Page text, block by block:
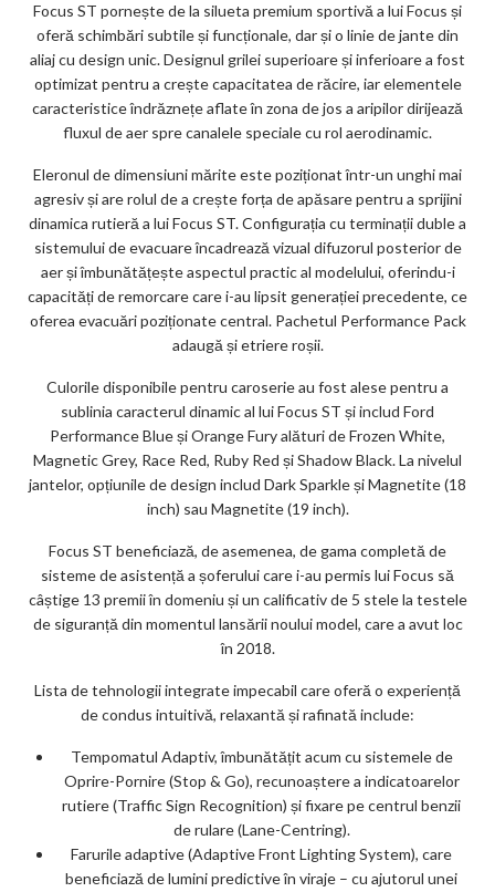
Focus ST pornește de la silueta premium sportivă a lui Focus și
oferă schimbări subtile și funcționale, dar și o linie de jante din
aliaj cu design unic. Designul grilei superioare și inferioare a fost
optimizat pentru a crește capacitatea de răcire, iar elementele
caracteristice îndrăznețe aflate în zona de jos a aripilor dirijează
fluxul de aer spre canalele speciale cu rol aerodinamic.
Eleronul de dimensiuni mărite este poziționat într-un unghi mai
agresiv și are rolul de a crește forța de apăsare pentru a sprijini
dinamica rutieră a lui Focus ST. Configurația cu terminații duble a
sistemului de evacuare încadrează vizual difuzorul posterior de
aer și îmbunătățește aspectul practic al modelului, oferindu-i
capacități de remorcare care i-au lipsit generației precedente, ce
oferea evacuări poziționate central. Pachetul Performance Pack
adaugă și etriere roșii.
Culorile disponibile pentru caroserie au fost alese pentru a
sublinia caracterul dinamic al lui Focus ST și includ Ford
Performance Blue și Orange Fury alături de Frozen White,
Magnetic Grey, Race Red, Ruby Red și Shadow Black. La nivelul
jantelor, opțiunile de design includ Dark Sparkle și Magnetite (18
inch) sau Magnetite (19 inch).
Focus ST beneficiază, de asemenea, de gama completă de
sisteme de asistență a șoferului care i-au permis lui Focus să
câștige 13 premii în domeniu și un calificativ de 5 stele la testele
de siguranță din momentul lansării noului model, care a avut loc
în 2018.
Lista de tehnologii integrate impecabil care oferă o experiență
de condus intuitivă, relaxantă și rafinată include:
Tempomatul Adaptiv, îmbunătățit acum cu sistemele de
Oprire-Pornire (Stop & Go), recunoaștere a indicatoarelor
rutiere (Traffic Sign Recognition) și fixare pe centrul benzii
de rulare (Lane-Centring).
Farurile adaptive (Adaptive Front Lighting System), care
beneficiază de lumini predictive în viraje – cu ajutorul unei